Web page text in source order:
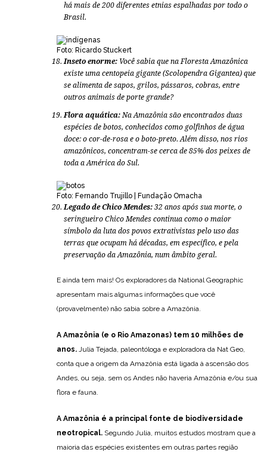
há mais de 200 diferentes etnias espalhadas por todo o
Brasil.
Foto: Ricardo Stuckert
Inseto enorme: Você sabia que na Floresta Amazônica
existe uma centopeia gigante (Scolopendra Gigantea) que
se alimenta de sapos, grilos, pássaros, cobras, entre
outros animais de porte grande?
Flora aquática: Na Amazônia são encontrados duas
espécies de botos, conhecidos como golfinhos de água
doce: o cor-de-rosa e o boto-preto. Além disso, nos rios
amazônicos, concentram-se cerca de 85% dos peixes de
toda a América do Sul.
Foto: Fernando Trujillo | Fundação Omacha
Legado de Chico Mendes: 32 anos após sua morte, o
seringueiro Chico Mendes continua como o maior
símbolo da luta dos povos extrativistas pelo uso das
terras que ocupam há décadas, em específico, e pela
preservação da Amazônia, num âmbito geral.
E ainda tem mais! Os exploradores da National Geographic
apresentam mais algumas informações que você
(provavelmente) não sabia sobre a Amazônia.
A Amazônia (e o Rio Amazonas) tem 10 milhões de
anos. Julia Tejada, paleontóloga e exploradora da Nat Geo,
conta que a origem da Amazônia está ligada à ascensão dos
Andes, ou seja, sem os Andes não haveria Amazônia e/ou sua
flora e fauna.
A Amazônia é a principal fonte de biodiversidade
neotropical. Segundo Julia, muitos estudos mostram que a
maioria das espécies existentes em outras partes região